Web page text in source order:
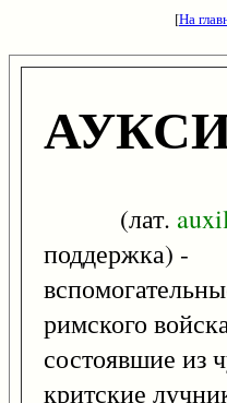
[На
(лат.
поддержка) -
римского
состоявшие из
критские